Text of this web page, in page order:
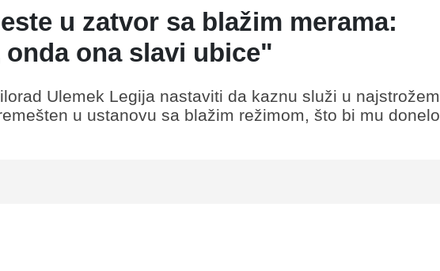
u zatvor sa blažim merama:
ona slavi ubice"
Ulemek Legija nastaviti da kaznu služi u najstrožem
u ustanovu sa blažim režimom, što bi mu donelo